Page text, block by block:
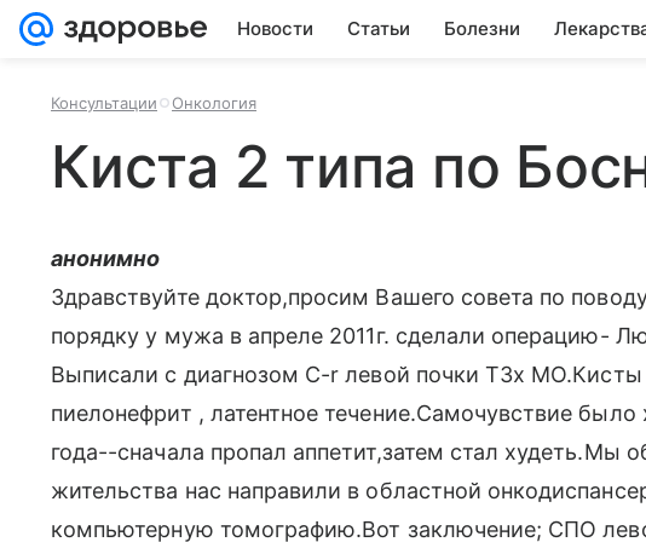
Новости Статьи Болезни
Консультации Онкология
Киста 2 типа по
анонимно
Здравствуйте доктор,просим Вашего совета по
порядку у мужа в апреле 2011г. сделали операцию-
Выписали с диагнозом C-r левой почки Т3x
пиелонефрит , латентное течение.Самочувствие было
года--сначала пропал аппетит,затем стал худеть.Мы
жительства нас направили в областной
компьютерную томографию.Вот заключение; СПО